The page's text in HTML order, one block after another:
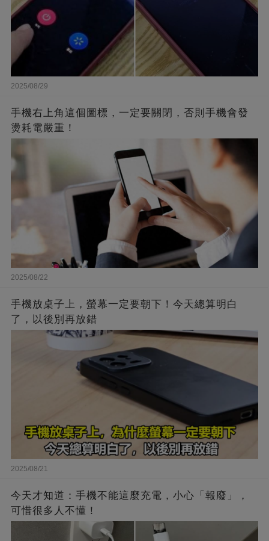
2025/08/29
手機右上角這個圖標，一定要關閉，否則手機會發
燙耗電嚴重！
2025/08/22
手機放桌子上，螢幕一定要朝下！今天總算明白
了，以後別再放錯
2025/08/21
今天才知道：手機不能這麼充電，小心「報廢」，
可惜很多人不懂！